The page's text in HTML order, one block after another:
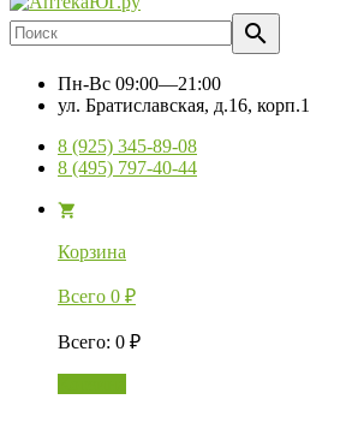
Пн-Вс 09:00—21:00
ул. Братиславская, д.16, корп.1
8 (925) 345-89-08
8 (495) 797-40-44
Корзина
Всего 0 ₽
Всего: 0 ₽